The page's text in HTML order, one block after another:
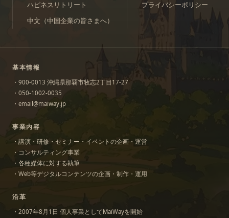
ハピネスリトリート
中文（中国企業の皆さまへ）
プライバシーポリシー
基本情報
・900-0013 沖縄県那覇市牧志2丁目17-27
・050-1002-0035
・email@maiway.jp
事業内容
・講演・研修・セミナー・イベントの企画・運営
・コンサルティング事業
・各種媒体に対する執筆
・Web等デジタルコンテンツの企画・制作・運用
沿革
・2007年8月1日 個人事業としてMaiWayを開始